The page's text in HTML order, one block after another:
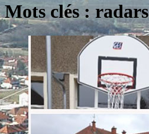
Mots clés : radars